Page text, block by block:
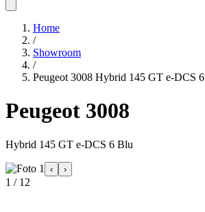
Home
/
Showroom
/
Peugeot 3008 Hybrid 145 GT e-DCS 6
Peugeot 3008
Hybrid 145 GT e-DCS 6 Blu
‹ ›
1 / 12